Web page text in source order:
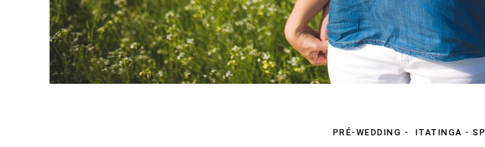
PRÉ-WEDDING ITATINGA - SP